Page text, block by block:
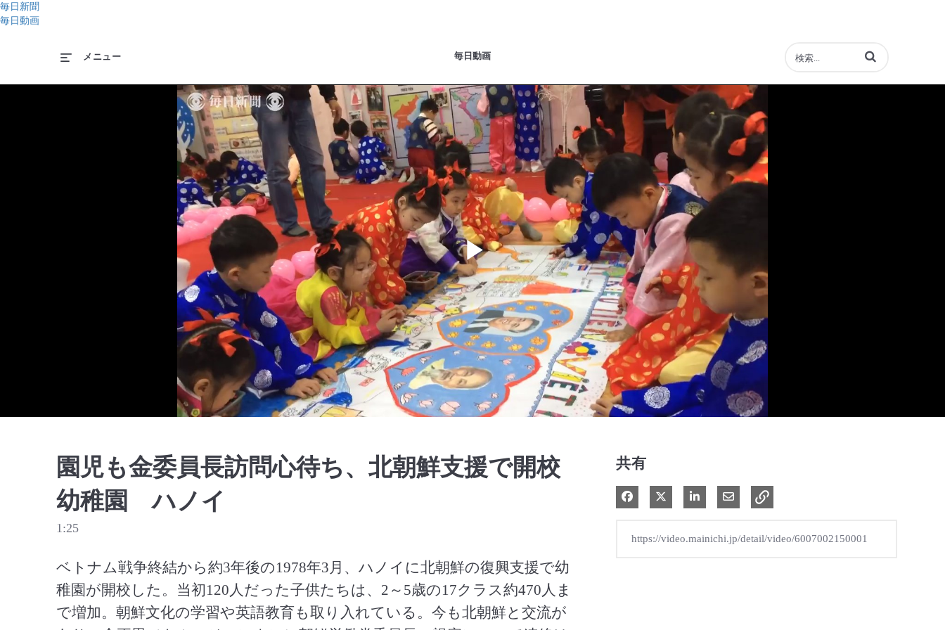
毎日新聞
毎日動画
毎日動画
メニュー 動画の検索語句を入力
Play
Video
園児も金委員長訪問心待ち、北朝鮮支援で開校
幼稚園 ハノイ
1:25
ベトナム戦争終結から約3年後の1978年3月、ハノイに北朝鮮の復興支援で幼
稚園が開校した。当初120人だった子供たちは、2～5歳の17クラス約470人ま
で増加。朝鮮文化の学習や英語教育も取り入れている。今も北朝鮮と交流が
共有
Facebook で共有
Xで共有する
LinkedIn で共有電子メールで共有